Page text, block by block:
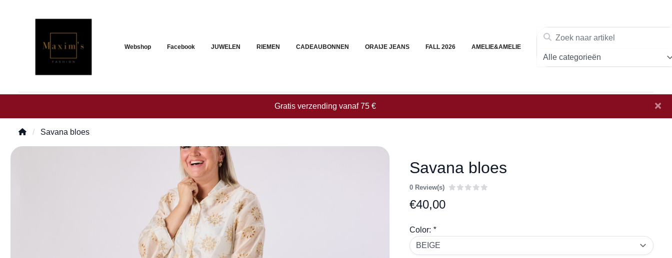
Webshop Facebook JUWELEN RIEMEN CADEAUBONNEN ORAIJE JEANS FALL 2026 AMELIE&AMELIE
Gratis verzending vanaf 75 € ×
Savana bloes
Savana bloes
0 Review(s)
€40,00
Color: *